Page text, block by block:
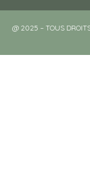
@ 2025 – TOUS